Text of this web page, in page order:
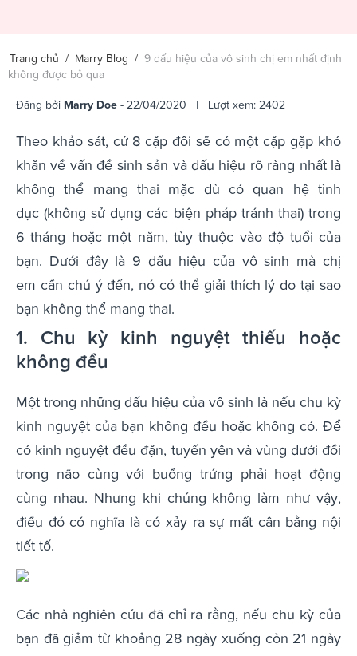
Trang chủ / Marry Blog / 9 dấu hiệu của vô sinh chị em nhất định
không được bỏ qua
Đăng bởi Marry Doe - 22/04/2020 | Lượt xem: 2402
Theo khảo sát, cứ 8 cặp đôi sẽ có một cặp gặp khó
khăn về vấn đề sinh sản và dấu hiệu rõ ràng nhất là
không thể mang thai mặc dù có quan hệ tình
dục (không sử dụng các biện pháp tránh thai) trong
6 tháng hoặc một năm, tùy thuộc vào độ tuổi của
bạn. Dưới đây là 9 dấu hiệu của vô sinh mà chị
em cần chú ý đến, nó có thể giải thích lý do tại sao
bạn không thể mang thai.
1. Chu kỳ kinh nguyệt thiếu hoặc
không đều
Một trong những dấu hiệu của vô sinh là nếu chu kỳ
kinh nguyệt của bạn không đều hoặc không có. Để
có kinh nguyệt đều đặn, tuyến yên và vùng dưới đồi
trong não cùng với buồng trứng phải hoạt động
cùng nhau. Nhưng khi chúng không làm như vậy,
điều đó có nghĩa là có xảy ra sự mất cân bằng nội
tiết tố.
Các nhà nghiên cứu đã chỉ ra rằng, nếu chu kỳ của
bạn đã giảm từ khoảng 28 ngày xuống còn 21 ngày